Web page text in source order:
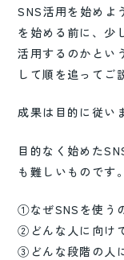
SNS活用を始めよ
を始める前に、少
活用するのかとい
して順を追ってご
成果は目的に従い
目的なく始めた
も難しいものです。
①なぜSNSを使う
②どんな人に向け
③どんな段階の人